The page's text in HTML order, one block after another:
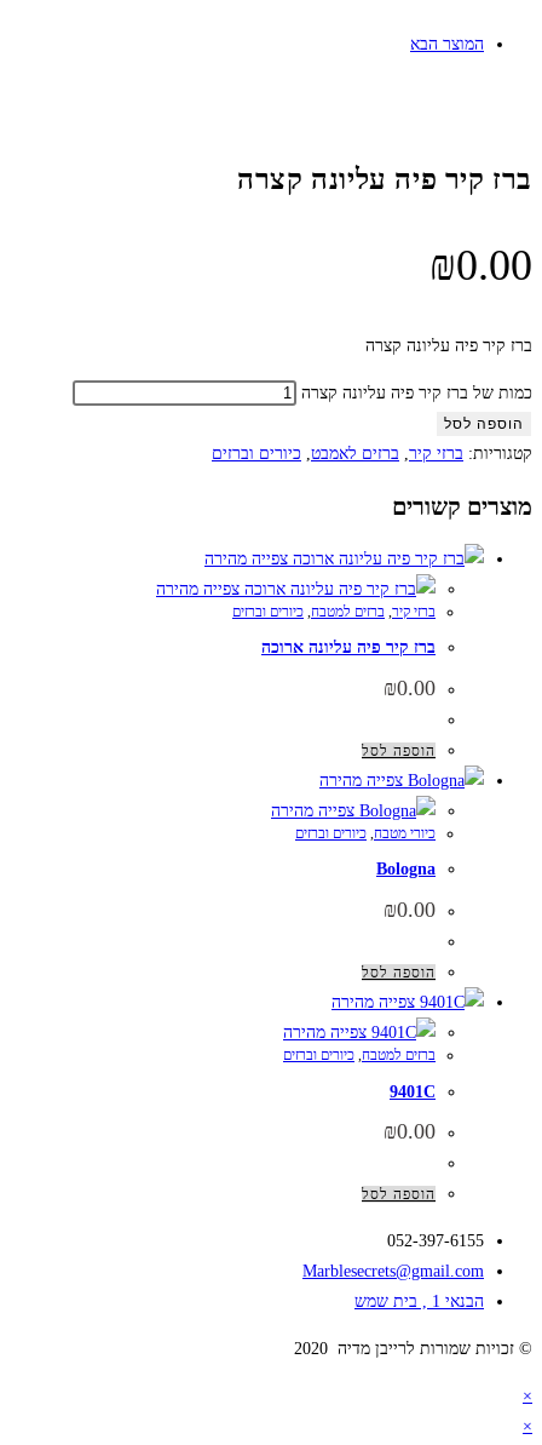
המוצר הבא
ברז קיר פיה עליונה קצרה
₪0.00
ברז קיר פיה עליונה קצרה
כמות של ברז קיר פיה עליונה קצרה
הוספה לסל
קטגוריות: ברזי קיר, ברזים לאמבט, כיורים וברזים
מוצרים קשורים
צפייה מהירה
צפייה מהירה
ברזי קיר ברזים למטבח כיורים וברזים
ברז קיר פיה עליונה ארוכה
₪0.00
הוספה לסל
צפייה מהירה
צפייה מהירה
כיורי מטבח, כיורים וברזים
Bologna
₪0.00
הוספה לסל
צפייה מהירה
צפייה מהירה
ברזים למטבח, כיורים וברזים
9401C
₪0.00
הוספה לסל
052-397-6155
Marblesecrets@gmail.com
הבנאי 1 , בית שמש
© זכויות שמורות לרייבן מדיה 2020
×
×